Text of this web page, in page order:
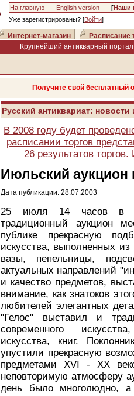
На главную English version [Наши
Уже зарегистрированы? [Войти]
Интернет-магазин
Расписание
Крупнейший антикварный
Получите свой
Русский антиквариат:
В 2008 году будет
расписании торгов
26 результатов
Июльский аукцион
Дата публикации: 28.07.2003
25 июля 14 часов в
традиционный аукцион
публике прекрасную
искусства, выполненных
вазы, пепельницы,
актуальных направлений
и качество предметов,
внимание, как знатоков
любителей элегантных
"Гелос" выставил и
современного
искусства, книг.
упустили прекрасную
предметами XVI - XX
неповторимую атмосферу
день было многолюдно, а